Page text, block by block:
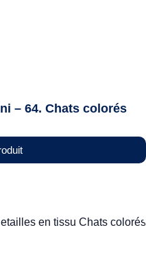
– 64. Chats colorés